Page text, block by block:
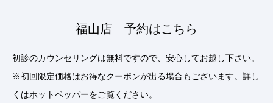
福山店 予約はこちら
初診のカウンセリングは無料ですので、安心してお越し下さい。
※初回限定価格はお得なクーポンが出る場合もございます。詳し
くはホットペッパーをご覧ください。